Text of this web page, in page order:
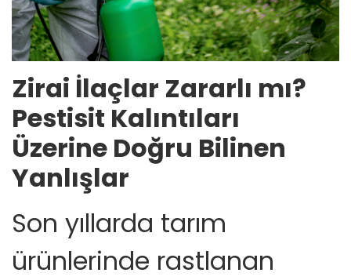
Zirai İlaçlar Zararlı mı?
Pestisit Kalıntıları
Üzerine Doğru Bilinen
Yanlışlar
Son yıllarda tarım
ürünlerinde rastlanan